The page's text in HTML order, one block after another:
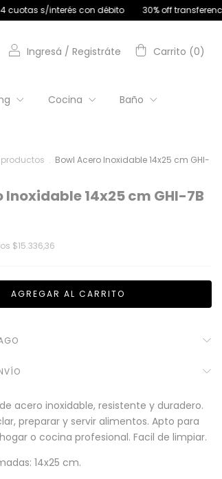
débito 30% off transferencia 12 cuotas sin
Ingresá / Registráte Carrito (0)
Cocina
Baño
. Bowl Acero Inoxidable 14x25 cm GHI-
Inoxidable 14x25 cm GHI-7B
$15.336,36
acero inoxidable, resistente y duradero.
preparar y servir alimentos. Apto para
o cocina profesional. Facil de limpiar.
14x25 cm.